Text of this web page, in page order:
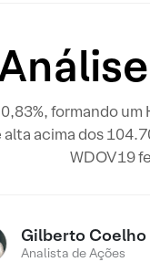
formando
acima dos
WDOV19
Gilberto Coelho
Analista de Ações